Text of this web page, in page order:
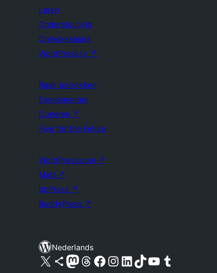
Leren
Ondersteuning
Ontwikkelaars
WordPress.tv ↗
Raak betrokken
Evenementen
Doneren ↗
Five for the Future
WordPress.com ↗
Matt ↗
bbPress ↗
BuddyPress ↗
Nederlands
Bezoek ons X (voorheen Twitter) account
Bezoek ons Bluesky account
Bezoek ons Mastodon account
Bezoek ons Threads account
Onze Facebook pagina bezoeken
Bezoek ons Instagram account
Bezoek ons LinkedIn account
Bezoek ons TikTok account
Bezoek ons YouTube kanaalBezoek ons Tumblr account